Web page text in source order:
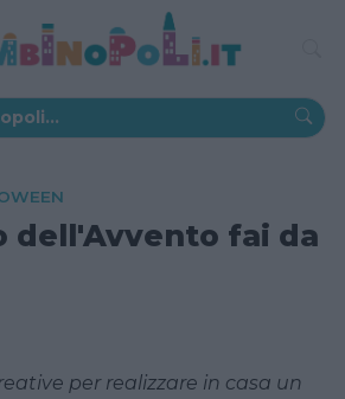
dell'Avvento fai da
per realizzare in casa un